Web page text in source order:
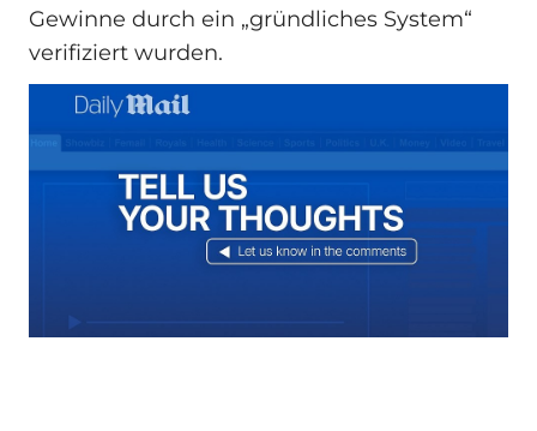
Gewinne durch ein „gründliches System“
verifiziert wurden.